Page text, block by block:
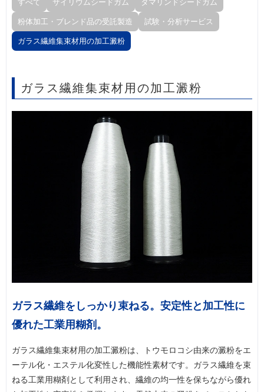
すべて サイリウムシードガム タマリンドシードガム
粉体加工・ブレンド品の受託製造 試験・分析サービス
ガラス繊維集束材用の加工澱粉
ガラス繊維集束材用の加工澱粉
ガラス繊維をしっかり束ねる。安定性と加工性に
優れた工業用糊剤。
ガラス繊維集束材用の加工澱粉は、トウモロコシ由来の澱粉をエ
ーテル化・エステル化変性した機能性素材です。ガラス繊維を束
ねる工業用糊剤として利用され、繊維の均一性を保ちながら優れ